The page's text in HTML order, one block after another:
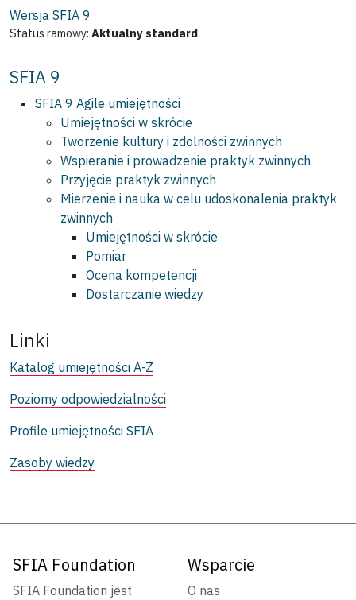
Wersja SFIA 9
Status ramowy: Aktualny standard
SFIA 9
SFIA 9 Agile umiejętności
Umiejętności w skrócie
Tworzenie kultury i zdolności zwinnych
Wspieranie i prowadzenie praktyk zwinnych
Przyjęcie praktyk zwinnych
Mierzenie i nauka w celu udoskonalenia praktyk
zwinnych
Umiejętności w skrócie
Pomiar
Ocena kompetencji
Dostarczanie wiedzy
Linki
Katalog umiejętności A-Z
Poziomy odpowiedzialności
Profile umiejętności SFIA
Zasoby wiedzy
SFIA Foundation
SFIA Foundation jest
Wsparcie
O nas